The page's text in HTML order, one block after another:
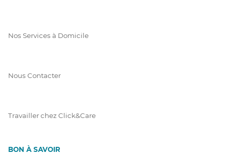
Nos Services à Domicile
Nous Contacter
Travailler chez Click&Care
BON À SAVOIR